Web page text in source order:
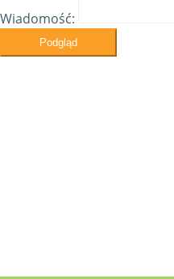
Wiadomość:
Podgląd